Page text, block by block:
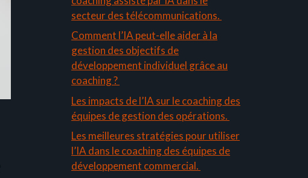
secteur des télécommunications.
Comment l’IA peut-elle aider à la
gestion des objectifs de
développement individuel grâce au
coaching ?
Les impacts de l’IA sur le coaching des
équipes de gestion des opérations.
Les meilleures stratégies pour utiliser
l’IA dans le coaching des équipes de
développement commercial.